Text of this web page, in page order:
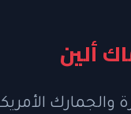
ألين